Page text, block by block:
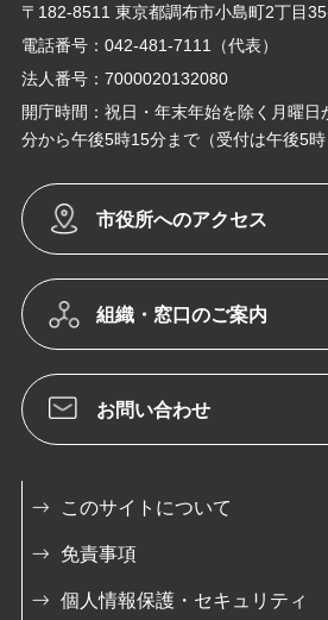
〒182-8511 東京都調布市小島町2丁目35
電話番号：042-481-7111（代表）
法人番号：7000020132080
開庁時間：祝日・年末年始を除く月曜
分から午後5時15分まで（受付は午後5時
市役所へのアクセス
組織・窓口のご案内
お問い合わせ
このサイトについて
免責事項
個人情報保護・セキュリティ